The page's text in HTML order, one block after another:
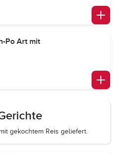
Po Art mit
gekochtem Reis geliefert.